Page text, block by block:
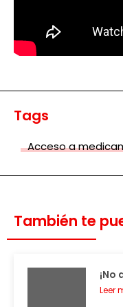
Tags
Acceso a
También te
Leer